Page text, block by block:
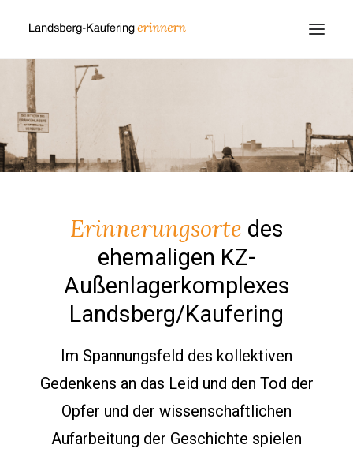
Erinnerungsorte des
ehemaligen KZ-
Außenlagerkomplexes
Landsberg/Kaufering
Im Spannungsfeld des kollektiven
Gedenkens an das Leid und den Tod der
Opfer und der wissenschaftlichen
Aufarbeitung der Geschichte spielen